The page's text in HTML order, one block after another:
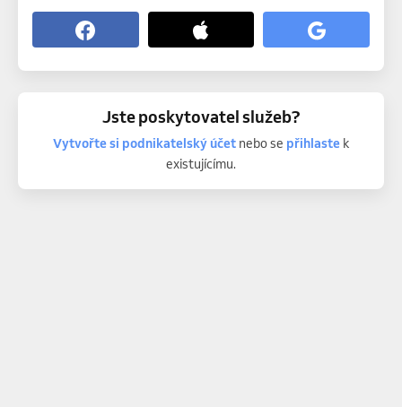
Jste poskytovatel služeb?
Vytvořte si podnikatelský účetnebo se přihlastek
existujícímu.